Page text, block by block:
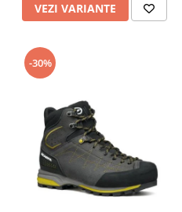
VEZI VARIANTE
-30%